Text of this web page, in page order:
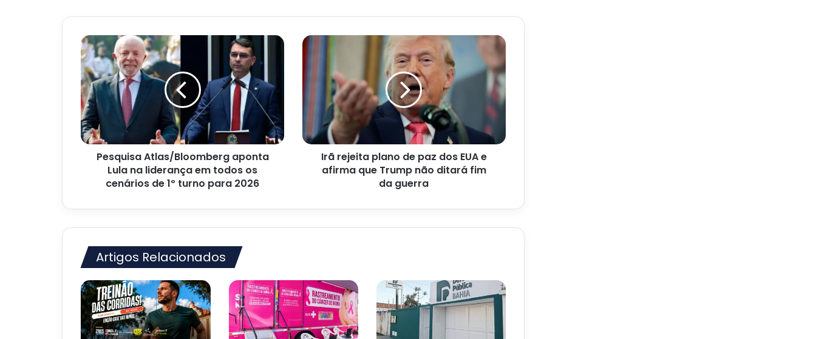
Pesquisa
Atlas/Bloomberg
aponta
Lula
na
liderança
em
todos
os
cenários
Pesquisa Atlas/Bloomberg aponta
Lula na liderança em todos os
cenários de 1º turno para 2026
Irã
dos
afirma
Trump
Irã rejeita plano de paz dos EUA e
afirma que Trump não ditará fim
da guerra
Artigos Relacionados